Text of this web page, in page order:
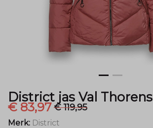
District jas Val Thorens
€ 83,97€ 119,95
Merk: District